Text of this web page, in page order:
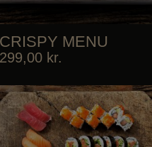
CRISPY MENU
299,00 kr.